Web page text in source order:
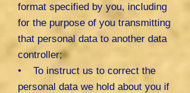
format specified by you, including
for the purpose of you transmitting
that personal data to another data
controller;
• To instruct us to correct the
personal data we hold about you if